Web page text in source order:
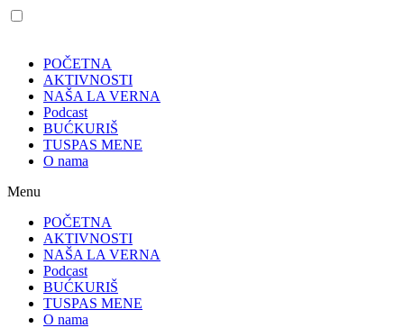
POČETNA
AKTIVNOSTI
NAŠA LA VERNA
Podcast
BUĆKURIŠ
TUSPAS MENE
O nama
Menu
POČETNA
AKTIVNOSTI
NAŠA LA VERNA
Podcast
BUĆKURIŠ
TUSPAS MENE
O nama